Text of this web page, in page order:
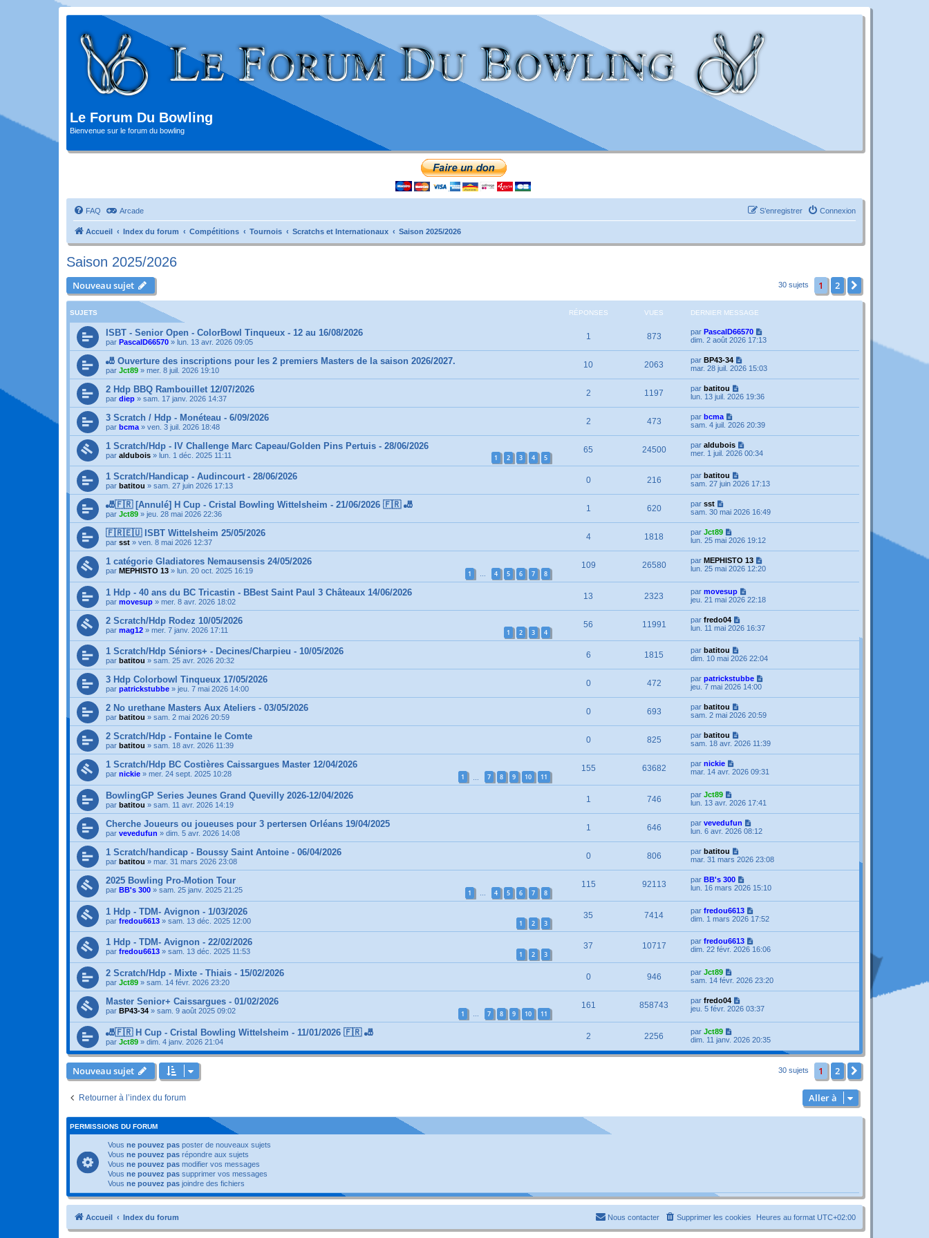
Le Forum Du Bowling
Bienvenue sur le forum du bowling
FAQ Arcade Connexion
S’enregistrer
Accueil Index du forum Compétitions Tournois Scratchs et Internationaux Saison 2025/2026
Saison 2025/2026
Nouveau sujet 30 sujets 1 2
SUJETS RÉPONSES VUES DERNIER MESSAGE
ISBT - Senior Open - ColorBowl Tinqueux - 12 au 16/08/2026
par PascalD66570 » lun. 13 avr. 2026 09:05
1 873 par PascalD66570
dim. 2 août 2026 17:13
🎳 Ouverture des inscriptions pour les 2 premiers Masters de la saison 2026/2027.
par Jct89 » mer. 8 juil. 2026 19:10
10 2063 par BP43-34
mar. 28 juil. 2026 15:03
2 Hdp BBQ Rambouillet 12/07/2026
par diep » sam. 17 janv. 2026 14:37
2 1197 par batitou
lun. 13 juil. 2026 19:36
3 Scratch / Hdp - Monéteau - 6/09/2026
par bcma » ven. 3 juil. 2026 18:48
2 473 par bcma
sam. 4 juil. 2026 20:39
1 Scratch/Hdp - IV Challenge Marc Capeau/Golden Pins Pertuis - 28/06/2026
par aldubois » lun. 1 déc. 2025 11:11 1 2 3 4 5
65 24500 par aldubois
mer. 1 juil. 2026 00:34
1 Scratch/Handicap - Audincourt - 28/06/2026
par batitou » sam. 27 juin 2026 17:13
0 216 par batitou
sam. 27 juin 2026 17:13
🎳🇫🇷 [Annulé] H Cup - Cristal Bowling Wittelsheim - 21/06/2026 🇫🇷 🎳
par Jct89 » jeu. 28 mai 2026 22:36
1 620 par sst
sam. 30 mai 2026 16:49
🇫🇷🇪🇺 ISBT Wittelsheim 25/05/2026
par sst » ven. 8 mai 2026 12:37
4 1818 par Jct89
lun. 25 mai 2026 19:12
1 catégorie Gladiatores Nemausensis 24/05/2026
par MEPHISTO 13 » lun. 20 oct. 2025 16:19 1 … 4 5 6 7 8
109 26580 par MEPHISTO 13
lun. 25 mai 2026 12:20
1 Hdp - 40 ans du BC Tricastin - BBest Saint Paul 3 Châteaux 14/06/2026
par movesup » mer. 8 avr. 2026 18:02
13 2323 par movesup
jeu. 21 mai 2026 22:18
2 Scratch/Hdp Rodez 10/05/2026
par mag12 » mer. 7 janv. 2026 17:11 1 2 3 4
56 11991 par fredo04
lun. 11 mai 2026 16:37
1 Scratch/Hdp Séniors+ - Decines/Charpieu - 10/05/2026
par batitou » sam. 25 avr. 2026 20:32
6 1815 par batitou
dim. 10 mai 2026 22:04
3 Hdp Colorbowl Tinqueux 17/05/2026
par patrickstubbe » jeu. 7 mai 2026 14:00
0 472 par patrickstubbe
jeu. 7 mai 2026 14:00
2 No urethane Masters Aux Ateliers - 03/05/2026
par batitou » sam. 2 mai 2026 20:59
0 693 par batitou
sam. 2 mai 2026 20:59
2 Scratch/Hdp - Fontaine le Comte
par batitou » sam. 18 avr. 2026 11:39
0 825 par batitou
sam. 18 avr. 2026 11:39
1 Scratch/Hdp BC Costières Caissargues Master 12/04/2026
par nickie » mer. 24 sept. 2025 10:28 1 7 8 9 10 11
155 63682 par nickie
mar. 14 avr. 2026 09:31
BowlingGP Series Jeunes Grand Quevilly 2026-12/04/2026
par batitou » sam. 11 avr. 2026 14:19
1 746 par Jct89
lun. 13 avr. 2026 17:41
Cherche Joueurs ou joueuses pour 3 pertersen Orléans 19/04/2025
par vevedufun » dim. 5 avr. 2026 14:08
1 646 par vevedufun
lun. 6 avr. 2026 08:12
1 Scratch/handicap - Boussy Saint Antoine - 06/04/2026
par batitou » mar. 31 mars 2026 23:08
0 806 par batitou
mar. 31 mars 2026 23:08
2025 Bowling Pro-Motion Tour
par BB's 300 » sam. 25 janv. 2025 21:25 1 … 4 5 6 7 8
115 92113 par BB's 300
lun. 16 mars 2026 15:10
1 Hdp - TDM- Avignon - 1/03/2026
par fredou6613 » sam. 13 déc. 2025 12:00 1 2 3
35 7414 par fredou6613
dim. 1 mars 2026 17:52
1 Hdp - TDM- Avignon - 22/02/2026
par fredou6613 » sam. 13 déc. 2025 11:53 1 2 3
37 10717 par fredou6613
dim. 22 févr. 2026 16:06
2 Scratch/Hdp - Mixte - Thiais - 15/02/2026
par Jct89 » sam. 14 févr. 2026 23:20
0 946 par Jct89
sam. 14 févr. 2026 23:20
Master Senior+ Caissargues - 01/02/2026
par BP43-34 » sam. 9 août 2025 09:02 1 … 7 8 9 10 11
161 858743 par fredo04
jeu. 5 févr. 2026 03:37
🎳🇫🇷 H Cup - Cristal Bowling Wittelsheim - 11/01/2026 🇫🇷 🎳
par Jct89 » dim. 4 janv. 2026 21:04
2 2256 par Jct89
dim. 11 janv. 2026 20:35
Nouveau sujet 30 sujets 1 2
Retourner à l’index du forum Aller à
PERMISSIONS DU FORUM
Vous ne pouvez pas poster de nouveaux sujets
Vous ne pouvez pas répondre aux sujets
Vous ne pouvez pas modifier vos messages
Vous ne pouvez pas supprimer vos messages
Vous ne pouvez pas joindre des fichiers
Accueil Index du forum Heures au format UTC+02:00
Supprimer les cookies
Nous contacter